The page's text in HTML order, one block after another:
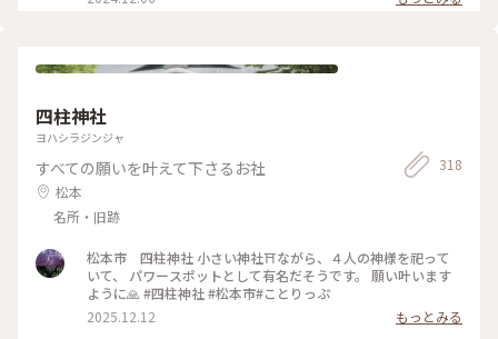
四柱神社
ヨハシラジンジャ
すべての願いを叶えて下さるお社
松本
名所・旧跡
318
松本市 四柱神社 小さい神社⛩️ながら、４人の神様を祀って
いて、 パワースポットとして有名だそうです。 願い叶います
ように🙏 #四柱神社 #松本市#ことりっぷ
2025.12.12
もっとみる